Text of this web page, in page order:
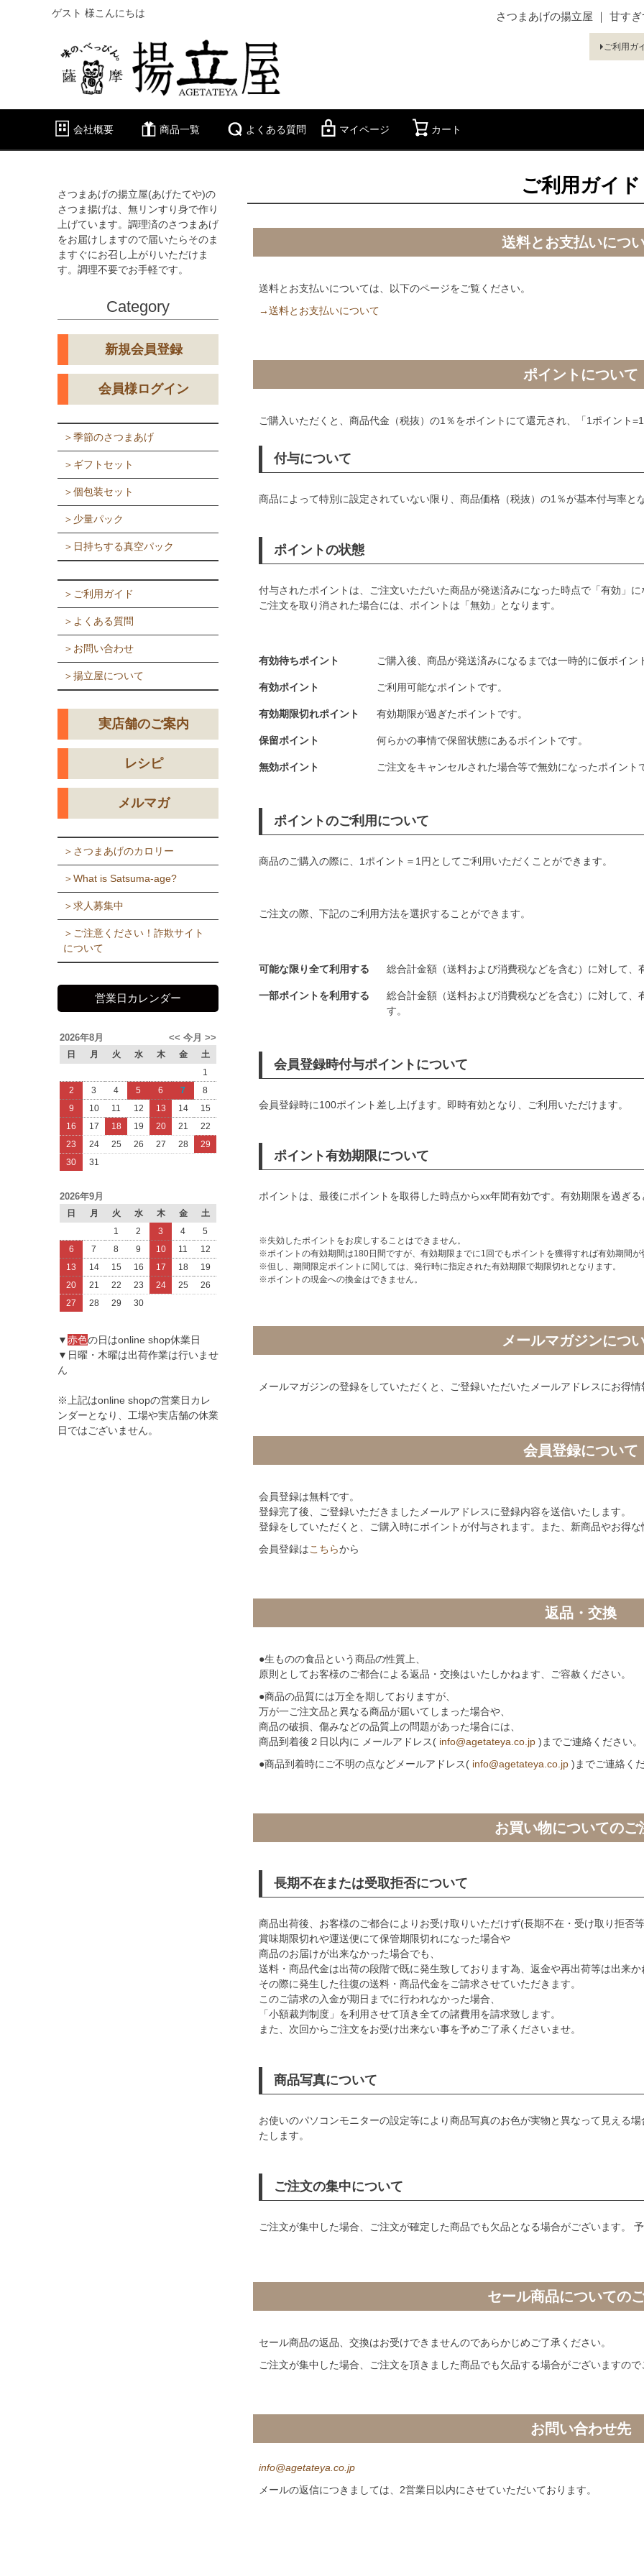
ゲスト 様こんにちは さつまあげの揚立屋 ｜ 甘す
ご利用ガ
会社概要 商品一覧 よくある質問 マイページ カート
さつまあげの揚立屋(あげたてや)の
さつま揚げは、無リンすり身で作り
上げています。調理済のさつまあげ
をお届けしますので届いたらそのま
ますぐにお召し上がりいただけま
す。調理不要でお手軽です。
Category
新規会員登録
会員様ログイン
＞季節のさつまあげ
＞ギフトセット
＞個包装セット
＞少量パック
＞日持ちする真空パック
＞ご利用ガイド
＞よくある質問
＞お問い合わせ
＞揚立屋について
実店舗のご案内
レシピ
メルマガ
＞さつまあげのカロリー
＞What is Satsuma-age?
＞求人募集中
＞ご注意ください！詐欺サイト
について
営業日カレンダー
2026年8月 >>
今月
<<
日 月 火 水 木 金
土
1
2
3 4 5 6 7
8
9
10 11 12 13 14
15
16
17 18 19 20 21
22
23
24 25 26 27 28
29
30
31
2026年9月
日 月 火 水 木 金
土
1
2 3 4
5
6
7 8 9 10 11
12
13
14 15 16 17 18
19
20
21 22 23 24 25
26
27
28 29 30
▼赤色の日はonline shop休業日
▼日曜・木曜は出荷作業は行いませ
ん
※上記はonline shopの営業日カレ
ンダーとなり、工場や実店舗の休業
日ではございません。
ご利用ガイド
送料とお支払いにつ
送料とお支払いについては、以下のページをご覧ください。
→送料とお支払いについて
ポイントについて
ご購入いただくと、商品代金（税抜）の1％をポイントにて還元され、「1ポイント
付与について
商品によって特別に設定されていない限り、商品価格（税抜）の1％が基本付与率と
ポイントの状態
付与されたポイントは、ご注文いただいた商品が発送済みになった時点で「有効」に
ご注文を取り消された場合には、ポイントは「無効」となります。
有効待ちポイント ご購入後、商品が発送済みになるまでは一時的に仮ポイン
有効ポイント ご利用可能なポイントです。
有効期限切れポイント 有効期限が過ぎたポイントです。
保留ポイント 何らかの事情で保留状態にあるポイントです。
無効ポイント ご注文をキャンセルされた場合等で無効になったポイント
ポイントのご利用について
商品のご購入の際に、1ポイント＝1円としてご利用いただくことができます。
ご注文の際、下記のご利用方法を選択することができます。
可能な限り全て利用する 総合計金額（送料および消費税などを含む）に対して、
一部ポイントを利用する
総合計金額（送料および消費税などを含む）に対して
す。
会員登録時付与ポイントについて
会員登録時に100ポイント差し上げます。即時有効となり、ご利用いただけます。
ポイント有効期限について
ポイントは、最後にポイントを取得した時点からxx年間有効です。有効期限を過ぎ
失効したポイントをお戻しすることはできません。
ポイントの有効期間は180日間ですが、有効期限までに1回でもポイントを獲得すれば有効期間が
但し、期間限定ポイントに関しては、発行時に指定された有効期限で期限切れとなります。
ポイントの現金への換金はできません。
メールマガジンにつ
メールマガジンの登録をしていただくと、ご登録いただいたメールアドレスにお得情
会員登録について
会員登録は無料です。
登録完了後、ご登録いただきましたメールアドレスに登録内容を送信いたします。
登録をしていただくと、ご購入時にポイントが付与されます。また、新商品やお得
会員登録はこちらから
返品・交換
●生ものの食品という商品の性質上、
原則としてお客様のご都合による返品・交換はいたしかねます、ご容赦ください。
●商品の品質には万全を期しておりますが、
万が一ご注文品と異なる商品が届いてしまった場合や、
商品の破損、傷みなどの品質上の問題があった場合には、
商品到着後２日以内に メールアドレス( info@agetateya.co.jp )までご連絡ください。
●商品到着時にご不明の点などメールアドレス( info@agetateya.co.jp )までご連絡くだ
お買い物についてのご
長期不在または受取拒否について
商品出荷後、お客様のご都合によりお受け取りいただけず(長期不在・受け取り拒否等
賞味期限切れや運送便にて保管期限切れになった場合や
商品のお届けが出来なかった場合でも、
送料・商品代金は出荷の段階で既に発生致しております為、返金や再出荷等は出来か
その際に発生した往復の送料・商品代金をご請求させていただきます。
このご請求の入金が期日までに行われなかった場合、
「小額裁判制度」を利用させて頂き全ての諸費用を請求致します。
また、次回からご注文をお受け出来ない事を予めご了承くださいませ。
商品写真について
お使いのパソコンモニターの設定等により商品写真のお色が実物と異なって見える
たします。
ご注文の集中について
ご注文が集中した場合、ご注文が確定した商品でも欠品となる場合がございます。
セール商品についての
セール商品の返品、交換はお受けできませんのであらかじめご了承ください。
ご注文が集中した場合、ご注文を頂きました商品でも欠品する場合がございますので
お問い合わせ先
info@agetateya.co.jp
メールの返信につきましては、2営業日以内にさせていただいております。